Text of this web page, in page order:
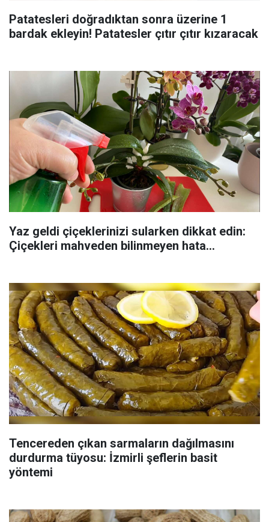
Patatesleri doğradıktan sonra üzerine 1
bardak ekleyin! Patatesler çıtır çıtır kızaracak
Yaz geldi çiçeklerinizi sularken dikkat edin:
Çiçekleri mahveden bilinmeyen hata...
Tencereden çıkan sarmaların dağılmasını
durdurma tüyosu: İzmirli şeflerin basit
yöntemi